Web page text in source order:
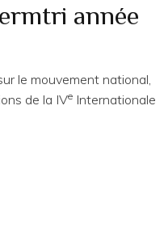
année
le mouvement national,
de la IVe Internationale